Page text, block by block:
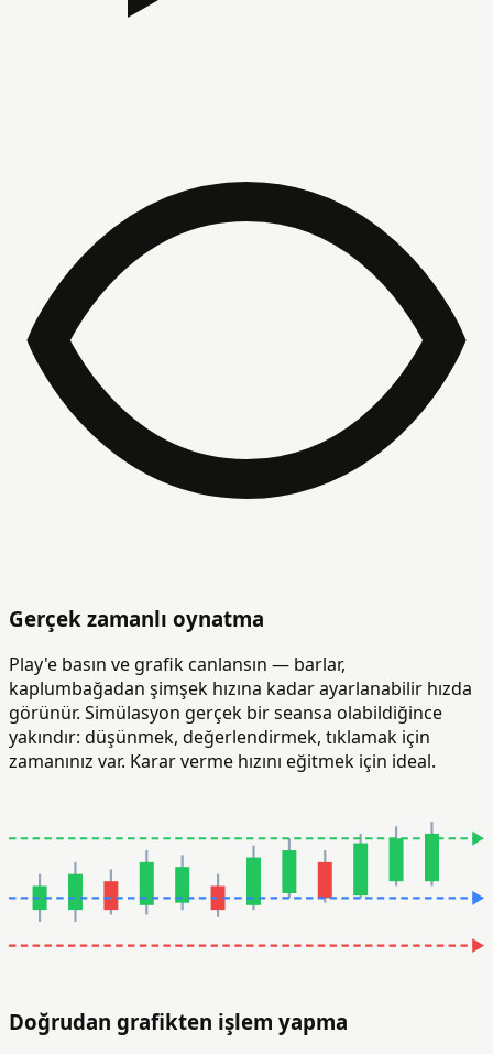
Gerçek zamanlı oynatma
Play'e basın ve grafik canlansın — barlar,
kaplumbağadan şimşek hızına kadar ayarlanabilir hızda
görünür. Simülasyon gerçek bir seansa olabildiğince
yakındır: düşünmek, değerlendirmek, tıklamak için
zamanınız var. Karar verme hızını eğitmek için ideal.
Doğrudan grafikten işlem yapma